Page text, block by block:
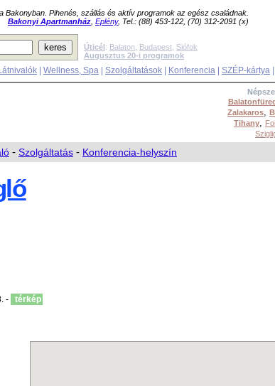
Bakonyban. Pihenés, szállás és aktív programok az egész családnak.
Bakonyi Apartmanház Eplény, Tel.: (88) 453-122, (70) 312-2091 (x)
Úticél: Balaton Budapest Siófok
Augusztus 20-i programok
Wellness, Spa Szolgáltatások Konferencia SZÉP-kártya
Zalakaros,
Tihany,
- Szolgáltatás - Konferencia-helyszín
-
térkép